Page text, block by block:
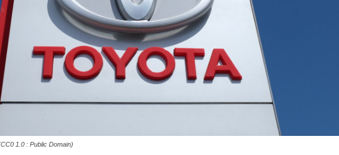
1.0 : Public Domain)